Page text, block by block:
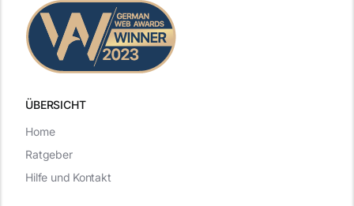
ÜBERSICHT
Home
Ratgeber
Hilfe und Kontakt